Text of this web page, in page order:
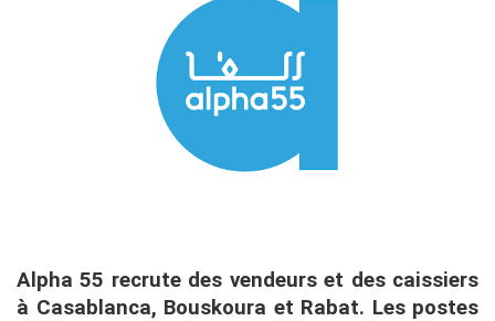
Alpha 55 recrute des vendeurs et des caissiers
à Casablanca, Bouskoura et Rabat. Les postes